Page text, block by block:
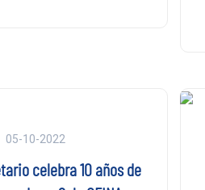
05-10-2022
celebra 10 años de